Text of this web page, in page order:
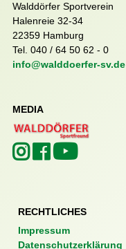
Walddörfer Sportverein
Halenreie 32-34
22359 Hamburg
Tel. 040 / 64 50 62 - 0
info@walddoerfer-sv.de
MEDIA
RECHTLICHES
Impressum
Datenschutzerklärung